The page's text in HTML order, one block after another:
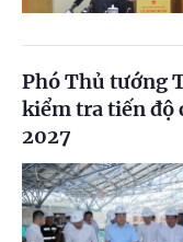
Phó Thủ tướng
kiểm tra tiến độ
2027